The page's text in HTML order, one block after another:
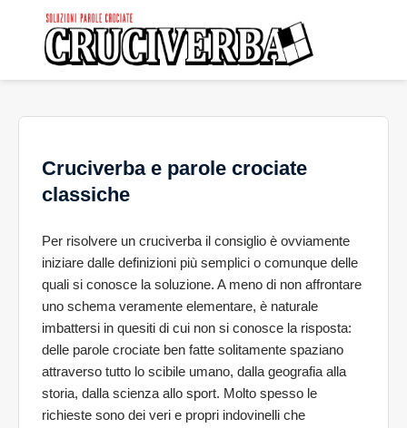
Cruciverba e parole crociate
classiche
Per risolvere un cruciverba il consiglio è ovviamente
iniziare dalle definizioni più semplici o comunque delle
quali si conosce la soluzione. A meno di non affrontare
uno schema veramente elementare, è naturale
imbattersi in quesiti di cui non si conosce la risposta:
delle parole crociate ben fatte solitamente spaziano
attraverso tutto lo scibile umano, dalla geografia alla
storia, dalla scienza allo sport. Molto spesso le
richieste sono dei veri e propri indovinelli che